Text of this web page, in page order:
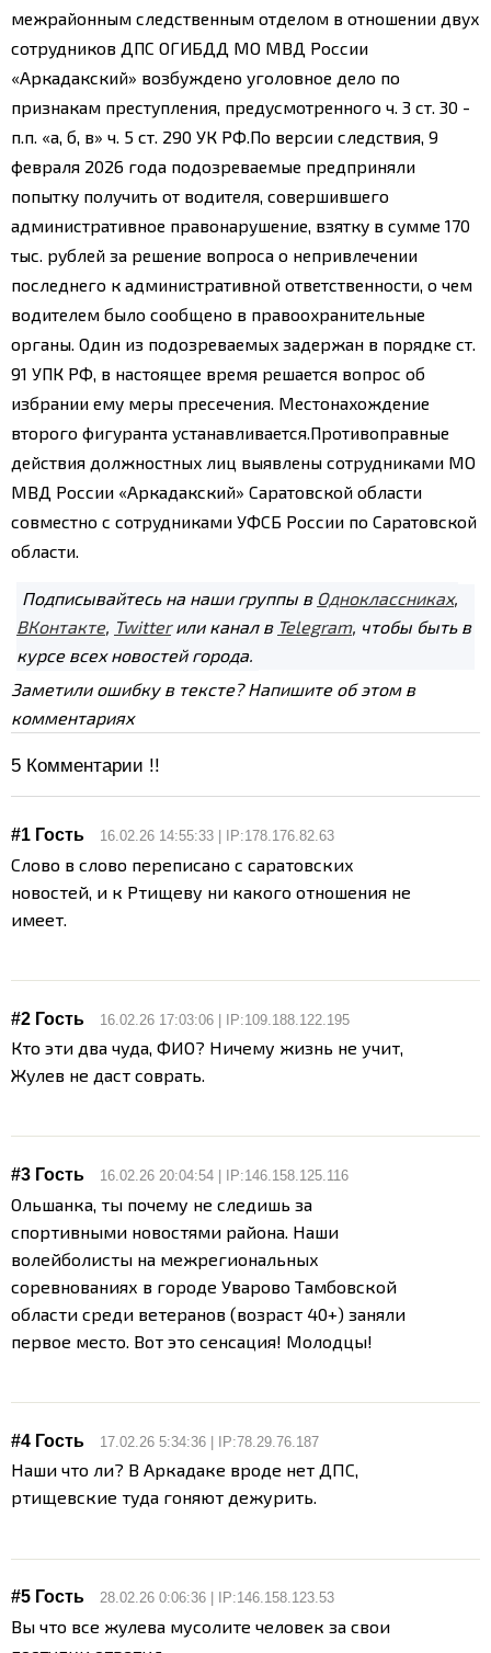
межрайонным следственным отделом в отношении двух
сотрудников ДПС ОГИБДД МО МВД России
«Аркадакский» возбуждено уголовное дело по
признакам преступления, предусмотренного ч. 3 ст. 30 -
п.п. «а, б, в» ч. 5 ст. 290 УК РФ. По версии следствия, 9
февраля 2026 года подозреваемые предприняли
попытку получить от водителя, совершившего
административное правонарушение, взятку в сумме 170
тыс. рублей за решение вопроса о непривлечении
последнего к административной ответственности, о чем
водителем было сообщено в правоохранительные
органы. Один из подозреваемых задержан в порядке ст.
91 УПК РФ, в настоящее время решается вопрос об
избрании ему меры пресечения. Местонахождение
второго фигуранта устанавливается. Противоправные
действия должностных лиц выявлены сотрудниками МО
МВД России «Аркадакский» Саратовской области
совместно с сотрудниками УФСБ России по Саратовской
области.
Подписывайтесь на наши группы в Одноклассниках,
ВКонтакте, Twitterили канал в Telegram, чтобы быть в
курсе всех новостей города.
Заметили ошибку в тексте? Напишите об этом в
комментариях
5 Комментарии !!
#1 Гость 16.02.26 14:55:33 | IP:178.176.82.63
Слово в слово переписано с саратовских
новостей, и к Ртищеву ни какого отношения не
имеет.
#2 Гость 16.02.26 17:03:06 | IP:109.188.122.195
Кто эти два чуда, ФИО? Ничему жизнь не учит,
Жулев не даст соврать.
#3 Гость 16.02.26 20:04:54 | IP:146.158.125.116
Ольшанка, ты почему не следишь за
спортивными новостями района. Наши
волейболисты на межрегиональных
соревнованиях в городе Уварово Тамбовской
области среди ветеранов (возраст 40+) заняли
первое место. Вот это сенсация! Молодцы!
#4 Гость 17.02.26 5:34:36 | IP:78.29.76.187
Наши что ли? В Аркадаке вроде нет ДПС,
ртищевские туда гоняют дежурить.
#5 Гость 28.02.26 0:06:36 | IP:146.158.123.53
Вы что все жулева мусолите человек за свои